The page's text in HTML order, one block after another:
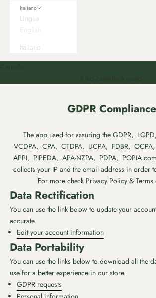
Italiano
Lingua
English
Italiano
GDPR Compliance
The app used for assuring the GDPR,
VCDPA, CPA, CTDPA, UCPA, FDBR,
APPI, PIPEDA, APA-NZPA, PDPA, POPIA
collects your IP and the email address in order
For more check Privacy Policy &
Data Rectification
You can use the link below to update your
accurate.
Edit your account information
Data Portability
You can use the links below to download all the
use for a better experience in our store.
GDPR requests